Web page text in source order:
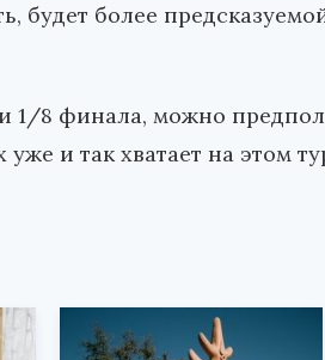
будет более
1/8 финала, можно
и так хватает на этом